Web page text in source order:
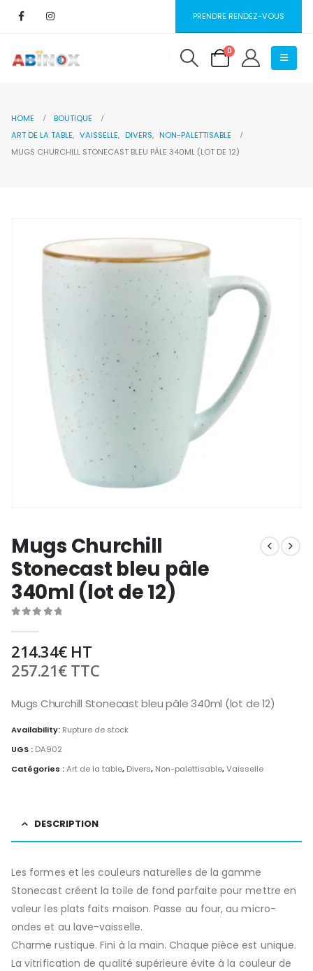
PRENDRE RENDEZ-VOUS
0
HOME
BOUTIQUE
ART DE LA TABLE, VAISSELLE, DIVERS, NON-PALETTISABLE
MUGS CHURCHILL STONECAST BLEU PÂLE 340ML (LOT DE 12)
Mugs Churchill
Stonecast bleu pâle
340ml (lot de 12)
214.34€HT
257.21€TTC
Mugs Churchill Stonecast bleu pâle 340ml (lot de 12)
Availability: Rupture de stock
UGS : DA902
Catégories :Art de la table, Divers, Non-palettisable,Vaisselle
DESCRIPTION
Les formes et les couleurs naturelles de la gamme
Stonecast créent la toile de fond parfaite pour mettre en
valeur les plats faits maison. Passe au four, au micro-
ondes et au lave-vaisselle.
Charme rustique. Fini à la main. Chaque pièce est unique.
La vitrification de qualité supérieure évite à la couleur de